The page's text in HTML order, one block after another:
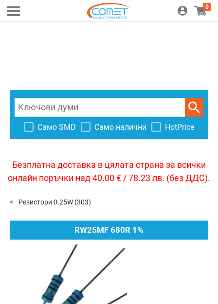
0
Само SMD Само налични HotPrice
Безплатна доставка в цялата страна за всички
онлайн поръчки над 40.00 € / 78.23 лв. (без ДДС).
Резистори 0.25W (303)
RW25MF 680R 1%